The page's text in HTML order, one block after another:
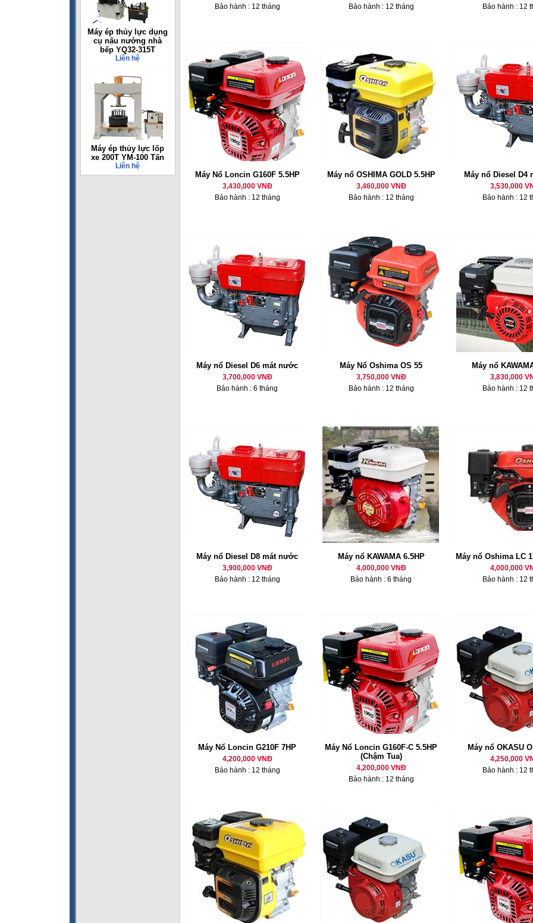
Máy ép thủy lực dụng
cụ nấu nướng nhà
bếp YQ32-315T
Liên hệ
Máy ép thủy lực lốp
xe 200T YM-100 Tấn
Liên hệ
Bảo hành : 12 tháng
Bảo hành : 12 tháng
Bảo hành : 12
Máy Nổ Loncin G160F 5.5HP
3,430,000 VNĐ
Bảo hành : 12 tháng
Máy nổ OSHIMA GOLD 5.5HP
3,460,000 VNĐ
Bảo hành : 12 tháng
Máy nổ Diesel D4
3,530,000
Bảo hành : 12
Máy nổ Diesel D6 mát nước
3,700,000 VNĐ
Bảo hành : 6 tháng
Máy Nổ Oshima OS 55
3,750,000 VNĐ
Bảo hành : 12 tháng
Máy nổ
3,830,000
Bảo hành : 12
Máy nổ Diesel D8 mát nước
3,900,000 VNĐ
Bảo hành : 12 tháng
Máy nổ KAWAMA 6.5HP
4,000,000 VNĐ
Bảo hành : 6 tháng
Máy nổ Oshima LC
4,000,000
Bảo hành : 12
Máy Nổ Loncin G210F 7HP
4,200,000 VNĐ
Bảo hành : 12 tháng
Máy Nổ Loncin G160F-C 5.5HP
(Chậm Tua)
4,200,000 VNĐ
Bảo hành : 12 tháng
Máy nổ OKASU
4,250,000
Bảo hành : 12